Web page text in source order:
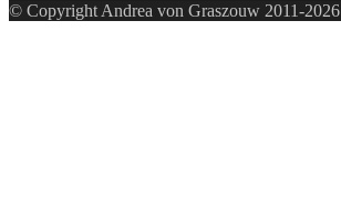
© Copyright Andrea von Graszouw 2011-2026